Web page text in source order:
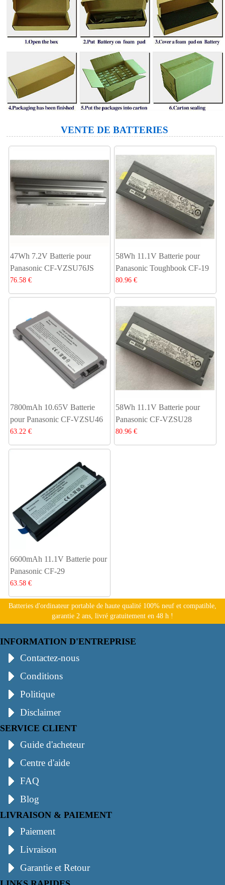
VENTE DE BATTERIES
47Wh 7.2V Batterie pour
Panasonic CF-VZSU76JS
76.58 €
58Wh 11.1V Batterie pour
Panasonic Toughbook CF-19
80.96 €
7800mAh 10.65V Batterie
pour Panasonic CF-VZSU46
63.22 €
58Wh 11.1V Batterie pour
Panasonic CF-VZSU28
80.96 €
6600mAh 11.1V Batterie pour
Panasonic CF-29
63.58 €
Batteries d'ordinateur portable de haute qualité 100% neuf et compatible,
garantie 2 ans, livré gratuitement en 48 h !
INFORMATION D'ENTREPRISE
Contactez-nous
Conditions
Politique
Disclaimer
SERVICE CLIENT
Guide d'acheteur
Centre d'aide
FAQ
Blog
LIVRAISON & PAIEMENT
Paiement
Livraison
Garantie et Retour